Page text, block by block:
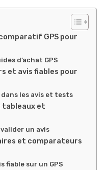
GPS pour
d’achat GPS
et avis fiables pour
les avis et tests
tableaux et
un avis
et comparateurs
fiable sur un GPS